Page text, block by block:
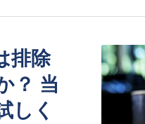
排除
？ 当
しく